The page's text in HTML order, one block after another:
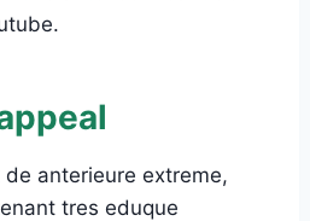
anterieure extreme,
tres eduque